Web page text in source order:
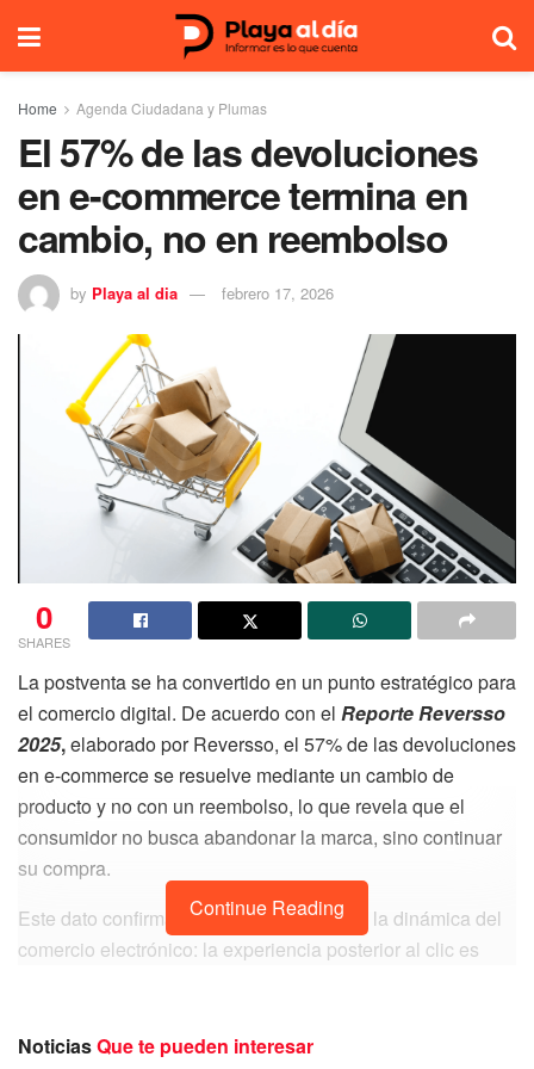
Home Agenda Ciudadana y Plumas
El 57% de las devoluciones
en e-commerce termina en
cambio, no en reembolso
by Playa al dia febrero 17, 2026
0
SHARES
La postventa se ha convertido en un punto estratégico para
el comercio digital. De acuerdo con el Reporte Reversso
2025,elaborado por Reversso, el 57% de las devoluciones
en e-commerce se resuelve mediante un cambio de
producto y no con un reembolso, lo que revela que el
consumidor no busca abandonar la marca, sino continuar
su compra.
Este dato confirma una transformación en la dinámica del
comercio electrónico: la experiencia posterior al clic es
postventa están dejando pasar una oportunidad clara de
Continue Reading
NoticiasQue te pueden interesar